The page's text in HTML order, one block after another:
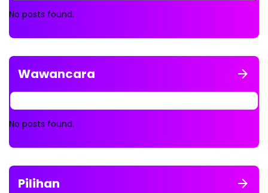
No posts found.
Wawancara
No posts found.
Pilihan